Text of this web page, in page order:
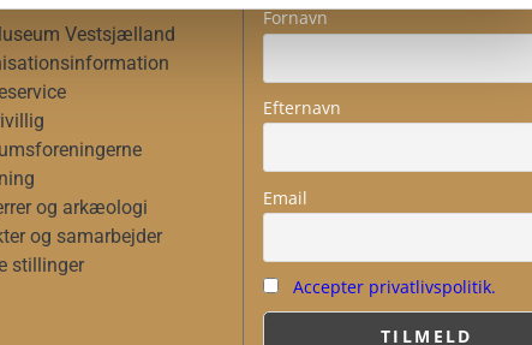
Vestsjælland
og arkæologi
og samarbejder
stillinger
Fornavn
Efternavn
Email
Accepter privatlivspolitik.